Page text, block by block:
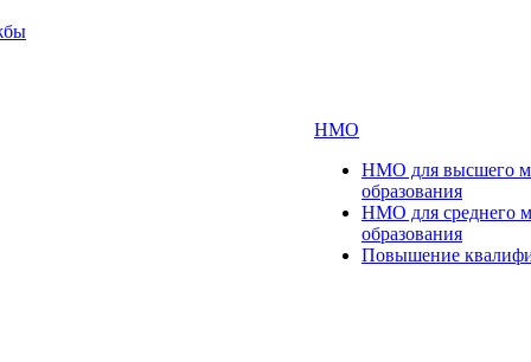
НМО
НМО для высшего
образования
НМО для среднего
образования
Повышение